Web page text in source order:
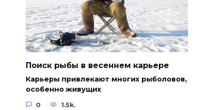
Поиск рыбы в весеннем карьере
Карьеры привлекают многих рыболовов,
особенно живущих
0 1.5k.